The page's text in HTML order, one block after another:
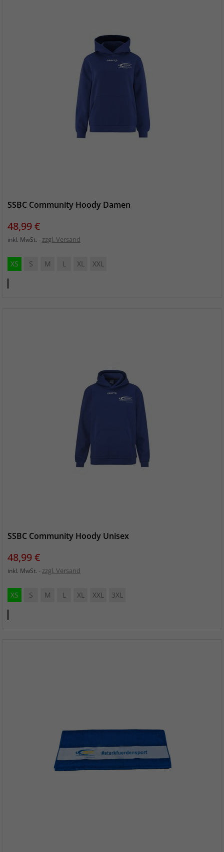
SSBC Community Hoody Damen
Preis
48,99 €
inkl. MwSt. zzgl. Versand
XS S M L XL XXL
SSBC Community Hoody Unisex
Preis
48,99 €
inkl. MwSt. zzgl. Versand
XS S M L XL XXL 3XL